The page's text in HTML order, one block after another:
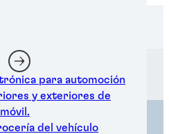
para automoción
y exteriores de
del vehículo